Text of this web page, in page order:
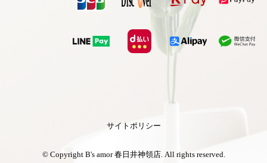
サイトポリシー
© Copyright B's amor 春日井神領店. All rights reserved.